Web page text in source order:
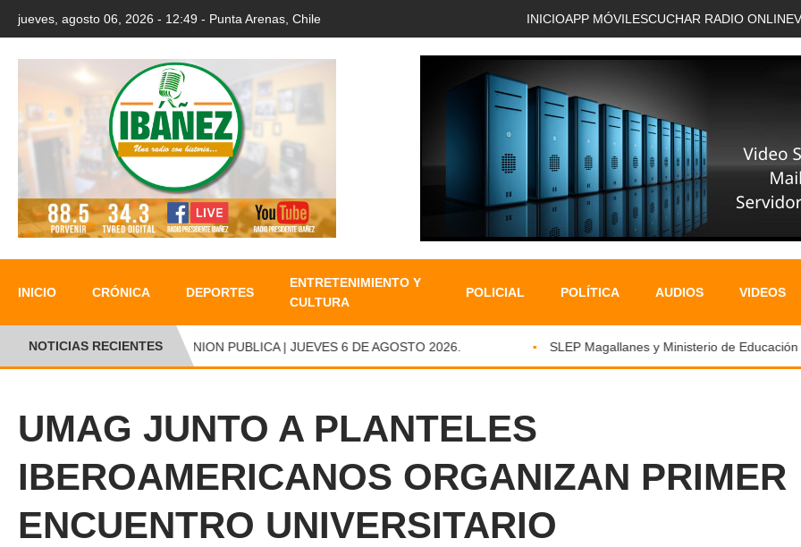
jueves, agosto 06, 2026 - 12:49 - Punta Arenas, Chile INICIOAPP MÓVIL ESCUCHAR RADIO ONLINE
INICIO CRÓNICA DEPORTES
ENTRETENIMIENTO Y
CULTURA
POLICIAL POLÍTICA AUDIOS VIDEOS
NOTICIAS RECIENTESOPINION PUBLICA | JUEVES 6 DE AGOSTO 2026. SLEP Magallanes y Ministerio de Educación
UMAG JUNTO A PLANTELES
IBEROAMERICANOS ORGANIZAN PRIMER
ENCUENTRO UNIVERSITARIO